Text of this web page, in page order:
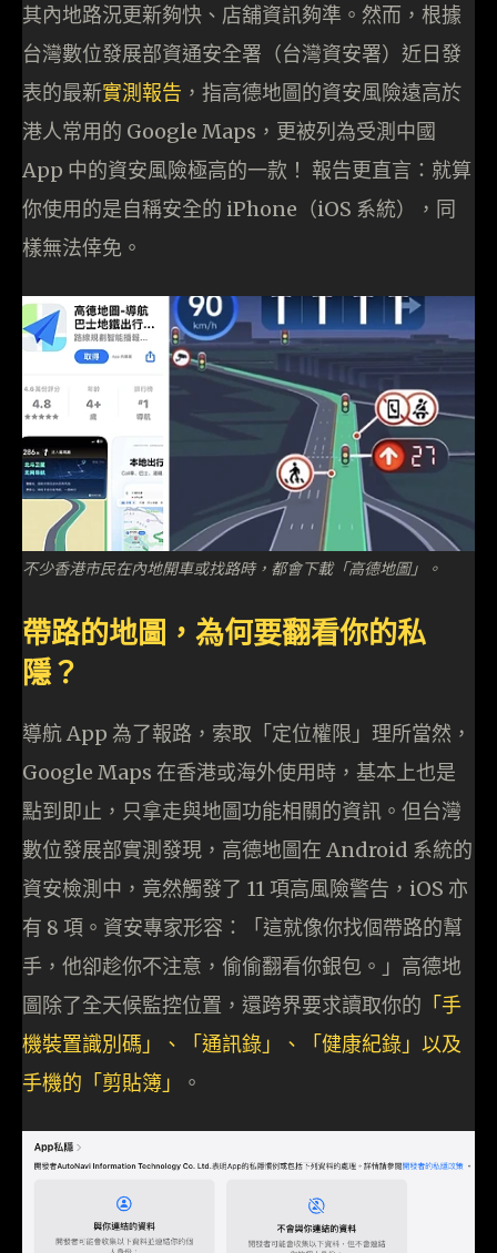
其內地路況更新夠快、店舖資訊夠準。然而，根據
台灣數位發展部資通安全署（台灣資安署）近日發
表的最新實測報告 ，指高德地圖的資安風險遠高於
港人常用的 Google Maps，更被列為受測中國
App 中的資安風險極高的一款！ 報告更直言：就算
你使用的是自稱安全的 iPhone（iOS 系統），同
樣無法倖免。
不少香港市民在內地開車或找路時，都會下載「高德地圖」。
帶路的地圖，為何要翻看你的私
隱？
導航 App 為了報路，索取「定位權限」理所當然，
Google Maps 在香港或海外使用時，基本上也是
點到即止，只拿走與地圖功能相關的資訊。但台灣
數位發展部實測發現，高德地圖在 Android 系統的
資安檢測中，竟然觸發了 11 項高風險警告，iOS 亦
有 8 項。資安專家形容：「這就像你找個帶路的幫
手，他卻趁你不注意，偷偷翻看你銀包。」高德地
圖除了全天候監控位置，還跨界要求讀取你的 「手
機裝置識別碼」、「通訊錄」、「健康紀錄」以及
手機的「剪貼簿」
。